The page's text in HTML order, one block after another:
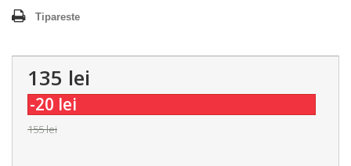
Tipareste
135 lei
-20 lei
155 lei